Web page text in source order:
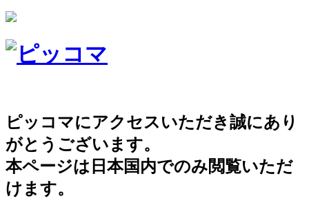
ピッコマにアクセスいただき誠にあり
がとうございます。
本ページは日本国内でのみ閲覧いただ
けます。